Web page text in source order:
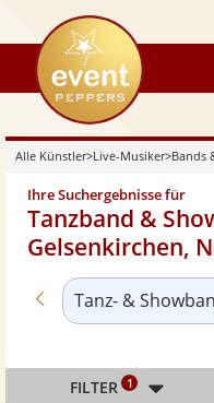
eventpeppers
Alle Künstler>Live-Musiker>Bands
Ihre Suchergebnisse für
Tanzband &
Gelsenkirchen,
Zurück zu «Bands
Tanz- &
FILTER 1